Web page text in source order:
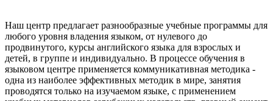
Наш центр предлагает разнообразные учебные программы для
любого уровня владения языком, от нулевого до
продвинутого, курсы английского языка для взрослых и
детей, в группе и индивидуально. В процессе обучения в
языковом центре применяется коммуникативная методика -
одна из наиболее эффективных методик в мире, занятия
проводятся только на изучаемом языке, с применением